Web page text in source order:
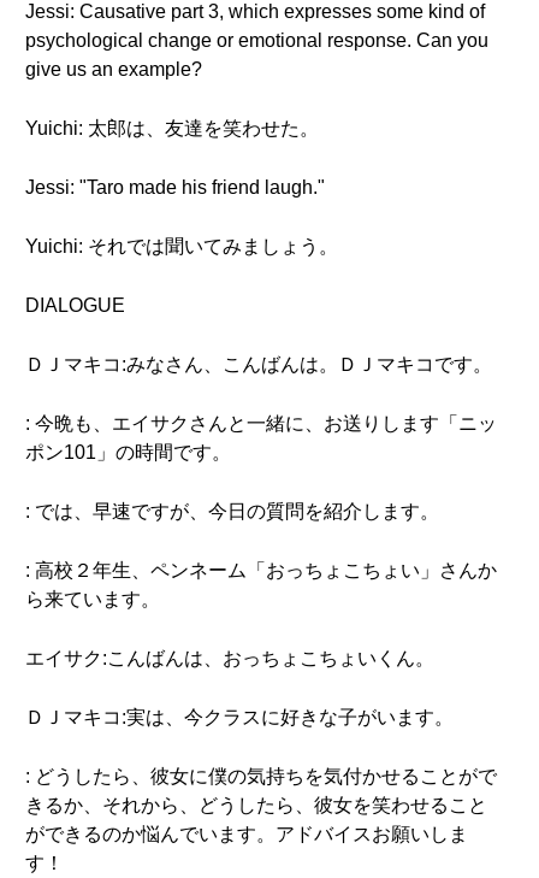
Jessi: Causative part 3, which expresses some kind of
psychological change or emotional response. Can you
give us an example?
Yuichi: 太郎は、友達を笑わせた。
Jessi: "Taro made his friend laugh."
Yuichi: それでは聞いてみましょう。
DIALOGUE
ＤＪマキコ:みなさん、こんばんは。ＤＪマキコです。
: 今晩も、エイサクさんと一緒に、お送りします「ニッ
ポン101」の時間です。
: では、早速ですが、今日の質問を紹介します。
: 高校２年生、ペンネーム「おっちょこちょい」さんか
ら来ています。
エイサク:こんばんは、おっちょこちょいくん。
ＤＪマキコ:実は、今クラスに好きな子がいます。
: どうしたら、彼女に僕の気持ちを気付かせることがで
きるか、それから、どうしたら、彼女を笑わせること
ができるのか悩んでいます。アドバイスお願いしま
す！